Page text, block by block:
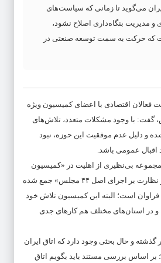
می‌گوید تا زمانی که سیاست‌های
مدیریت بنگاه‌داری اصلاح نشود،
که حرکت به سمت توسعه صنعتی در
فعالان اقتصادی با اعضای کمیسیون ویژه
گفت: با وجود مشکلات متعدد، تلاش‌های
و دلیل عدم موفقیت این حوزه، نبود
عمومی باشد.
بی‌نظیری از اهلیت در «کمیسیون
ویژه جهش و رونق تولید و نظارت بر اجرای اصل ۴۴ مجلس» جمع شده
فراوان است؛ البته این کمیسیون تلاش خود
و در استان‌های مختلف هم کارهای جدی
گذشته و حال بحثی وجود دارد که اتاق ایران
بر اساس بررسی مستند باید بگویم اتاق